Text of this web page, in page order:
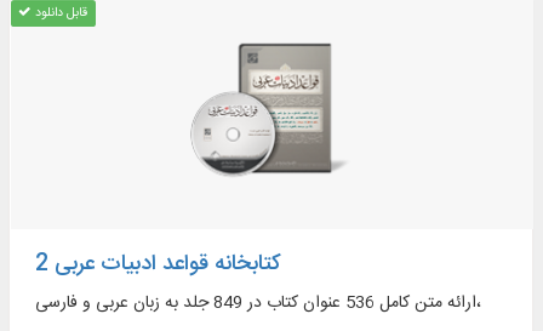
قابل دانلود
کتابخانه قواعد ادبیات عربی 2
ارائه متن کامل 536 عنوان کتاب در 849 جلد به زبان عربی و فارسی،